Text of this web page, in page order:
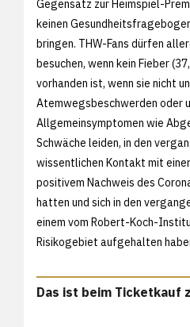
Gegensatz zur Heimspiel-
keinen
bringen. THW-Fans dürfen
besuchen, wenn kein Fieber
vorhanden ist, wenn sie nicht
Atemwegsbeschwerden oder
Allgemeinsymptomen wie
Schwäche leiden, in den
wissentlichen Kontakt mit
positivem Nachweis des
hatten und sich in den
einem vom Robert-Koch-
Risikogebiet aufgehalten
Das ist beim Ticketkauf